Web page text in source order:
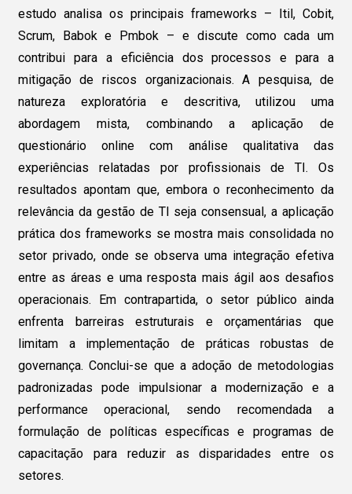
estudo analisa os principais frameworks – Itil, Cobit,
Scrum, Babok e Pmbok – e discute como cada um
contribui para a eficiência dos processos e para a
mitigação de riscos organizacionais. A pesquisa, de
natureza exploratória e descritiva, utilizou uma
abordagem mista, combinando a aplicação de
questionário online com análise qualitativa das
experiências relatadas por profissionais de TI. Os
resultados apontam que, embora o reconhecimento da
relevância da gestão de TI seja consensual, a aplicação
prática dos frameworks se mostra mais consolidada no
setor privado, onde se observa uma integração efetiva
entre as áreas e uma resposta mais ágil aos desafios
operacionais. Em contrapartida, o setor público ainda
enfrenta barreiras estruturais e orçamentárias que
limitam a implementação de práticas robustas de
governança. Conclui-se que a adoção de metodologias
padronizadas pode impulsionar a modernização e a
performance operacional, sendo recomendada a
formulação de políticas específicas e programas de
capacitação para reduzir as disparidades entre os
setores.